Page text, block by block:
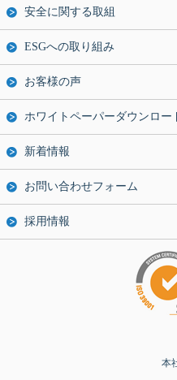
安全に関する取組
ESGへの取り組み
お客様の声
ホワイトペーパーダウンロー
新着情報
お問い合わせフォーム
採用情報
本